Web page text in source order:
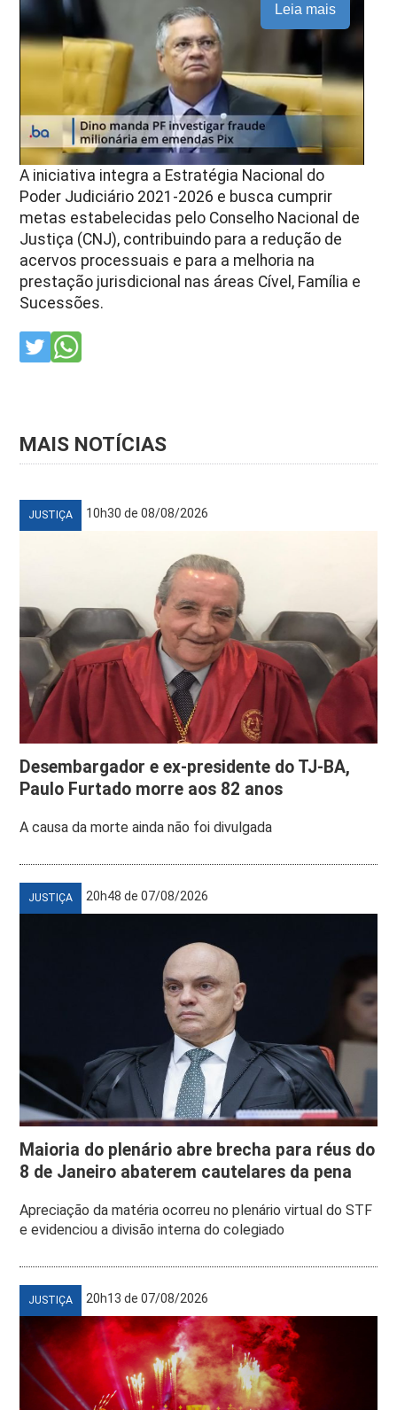
Leia mais
A iniciativa integra a Estratégia Nacional do
Poder Judiciário 2021-2026 e busca cumprir
metas estabelecidas pelo Conselho Nacional de
Justiça (CNJ), contribuindo para a redução de
acervos processuais e para a melhoria na
prestação jurisdicional nas áreas Cível, Família e
Sucessões.
MAIS NOTÍCIAS
JUSTIÇA 10h30 de 08/08/2026
Desembargador e ex-presidente do TJ-BA,
Paulo Furtado morre aos 82 anos
A causa da morte ainda não foi divulgada
JUSTIÇA 20h48 de 07/08/2026
Maioria do plenário abre brecha para réus do
8 de Janeiro abaterem cautelares da pena
Apreciação da matéria ocorreu no plenário virtual do STF
e evidenciou a divisão interna do colegiado
JUSTIÇA 20h13 de 07/08/2026